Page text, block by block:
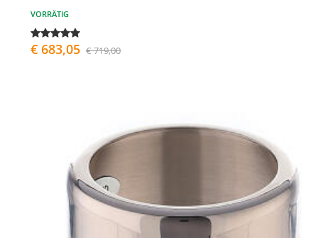
VORRÄTIG
€ 683,05 € 719,00